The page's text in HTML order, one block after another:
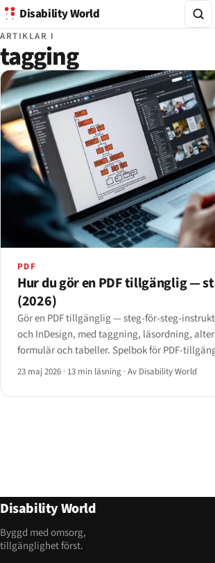
Disability World
ARTIKLAR I
tagging
PDF
Hur du gör en PDF tillgänglig —
(2026)
Gör en PDF tillgänglig — steg-för-steg-
och InDesign, med taggning, läsordning,
formulär och tabeller. Spelbok för PDF-
23 maj 2026 · 13 min läsning ·Av Disability World
Disability World
Byggd med omsorg,
tillgänglighet först.